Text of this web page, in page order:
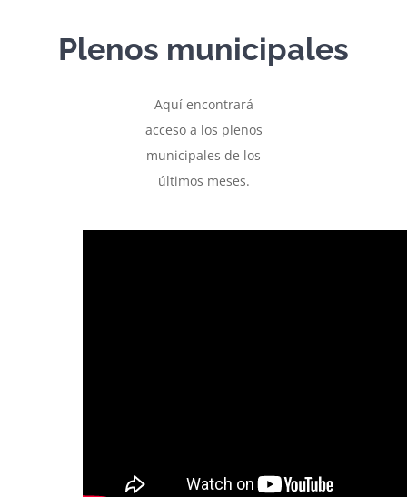
Plenos municipales
Aquí encontrará
acceso a los plenos
municipales de los
últimos meses.